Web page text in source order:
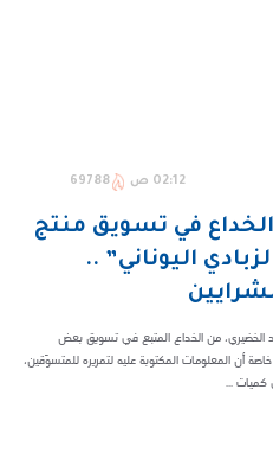
02:12 ص 69788
في تسويق منتج
اليوناني” ..
الخضيري، من الخداع المتبع في تسويق بعض
أن المعلومات المكتوبة عليه لتمريره للمتسوّقين،
كميات ...